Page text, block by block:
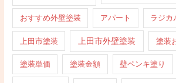
おすすめ外壁塗装 アパート ラジカ
上田市塗装 上田市外壁塗装 塗装
塗装単価 塗装金額 壁ペンキ塗り